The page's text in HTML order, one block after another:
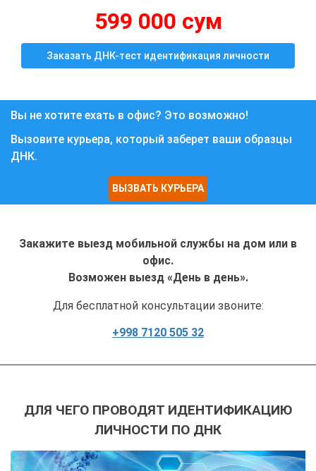
599 000 сум
Заказать ДНК-тест идентификация личности
Вы не хотите ехать в офис? Это возможно!
Вызовите курьера, который заберет ваши образцы
ДНК.
ВЫЗВАТЬ КУРЬЕРА
Закажите выезд мобильной службы на дом или в
офис.
Возможен выезд «День в день».
Для бесплатной консультации звоните:
+998 7120 505 32
ДЛЯ ЧЕГО ПРОВОДЯТ ИДЕНТИФИКАЦИЮ
ЛИЧНОСТИ ПО ДНК